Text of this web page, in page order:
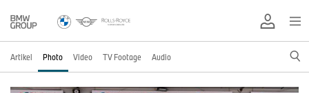
Artikel Photo Video TV Footage Audio